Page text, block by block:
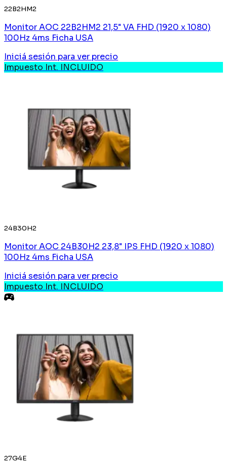
22B2HM2
Monitor AOC 22B2HM2 21,5" VA FHD (1920 x 1080)
100Hz 4ms Ficha USA
Iniciá sesión para ver precio
Impuesto Int. INCLUIDO
24B30H2
Monitor AOC 24B30H2 23,8" IPS FHD (1920 x 1080)
100Hz 4ms Ficha USA
Iniciá sesión para ver precio
Impuesto Int. INCLUIDO
27G4E